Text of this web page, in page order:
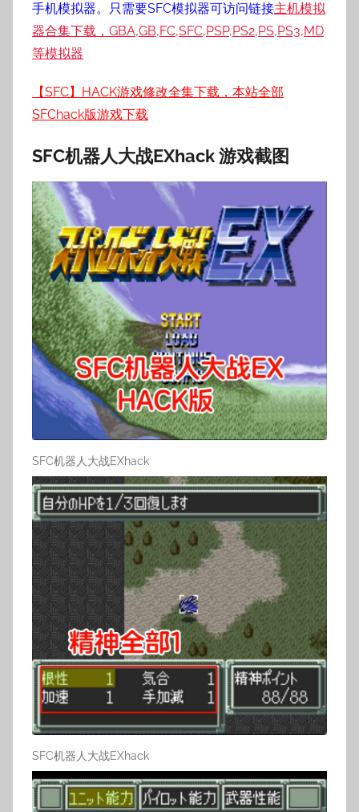
手机模拟器。只需要SFC模拟器可访问链接主机模拟
器合集下载，GBA,GB,FC,SFC,PSP,PS2,PS,PS3,MD
等模拟器
【SFC】HACK游戏修改全集下载，本站全部
SFChack版游戏下载
SFC机器人大战EXhack 游戏截图
SFC机器人大战EXhack
SFC机器人大战EXhack